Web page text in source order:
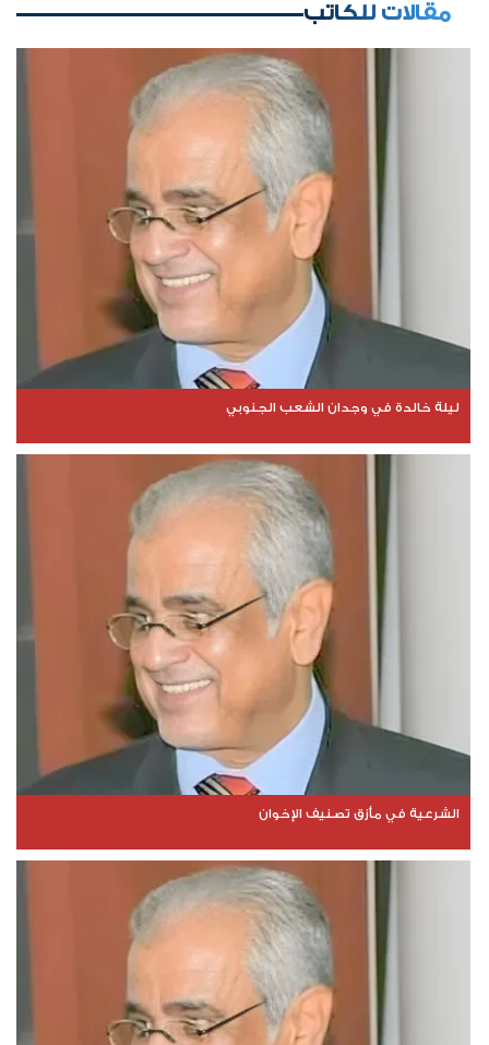
مقالات للكاتب
ليلة خالدة في وجدان الشعب الجنوبي
الشرعية في مأزق تصنيف الإخوان